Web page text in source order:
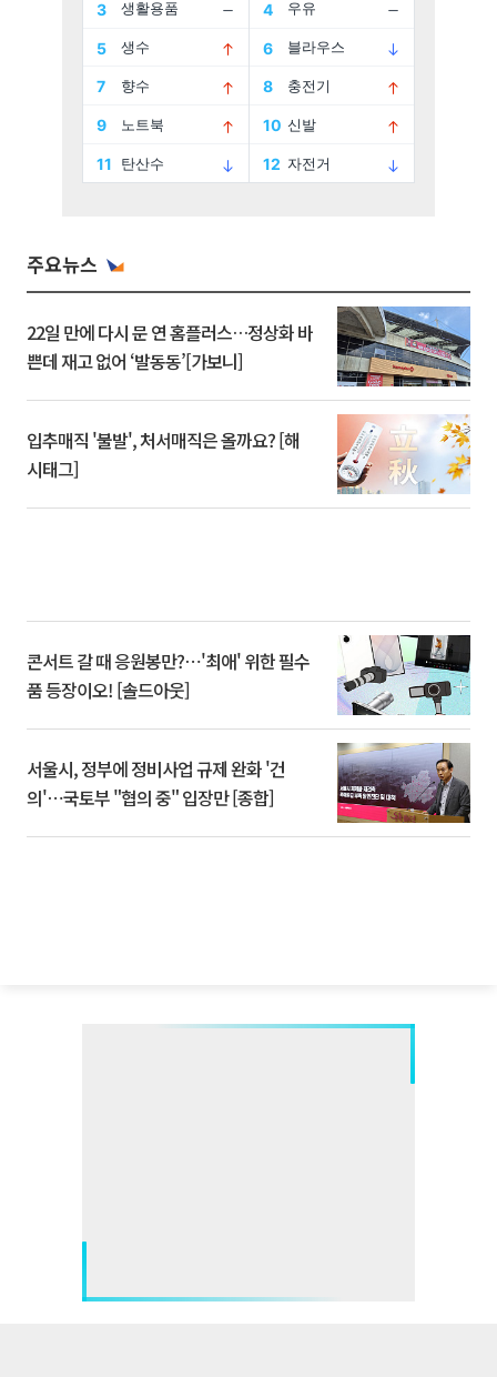
주요뉴스
22일 만에 다시 문 연 홈플러스…정상화 바
쁜데 재고 없어 ‘발동동’[가보니]
입추매직 '불발', 처서매직은 올까요? [해
시태그]
콘서트 갈 때 응원봉만?⋯'최애' 위한 필수
품 등장이오! [솔드아웃]
서울시, 정부에 정비사업 규제 완화 '건
의'⋯국토부 "협의 중" 입장만 [종합]